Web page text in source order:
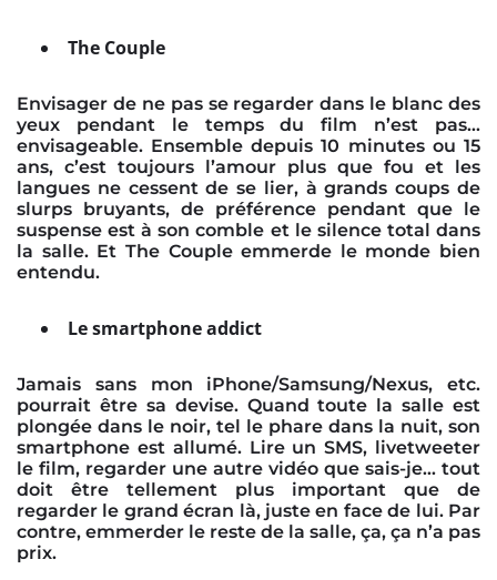
The Couple
Envisager de ne pas se regarder dans le blanc des
yeux pendant le temps du film n’est pas…
envisageable. Ensemble depuis 10 minutes ou 15
ans, c’est toujours l’amour plus que fou et les
langues ne cessent de se lier, à grands coups de
slurps bruyants, de préférence pendant que le
suspense est à son comble et le silence total dans
la salle. Et The Couple emmerde le monde bien
entendu.
Le smartphone addict
Jamais sans mon iPhone/Samsung/Nexus, etc.
pourrait être sa devise. Quand toute la salle est
plongée dans le noir, tel le phare dans la nuit, son
smartphone est allumé. Lire un SMS, livetweeter
le film, regarder une autre vidéo que sais-je… tout
doit être tellement plus important que de
regarder le grand écran là, juste en face de lui. Par
contre, emmerder le reste de la salle, ça, ça n’a pas
prix.